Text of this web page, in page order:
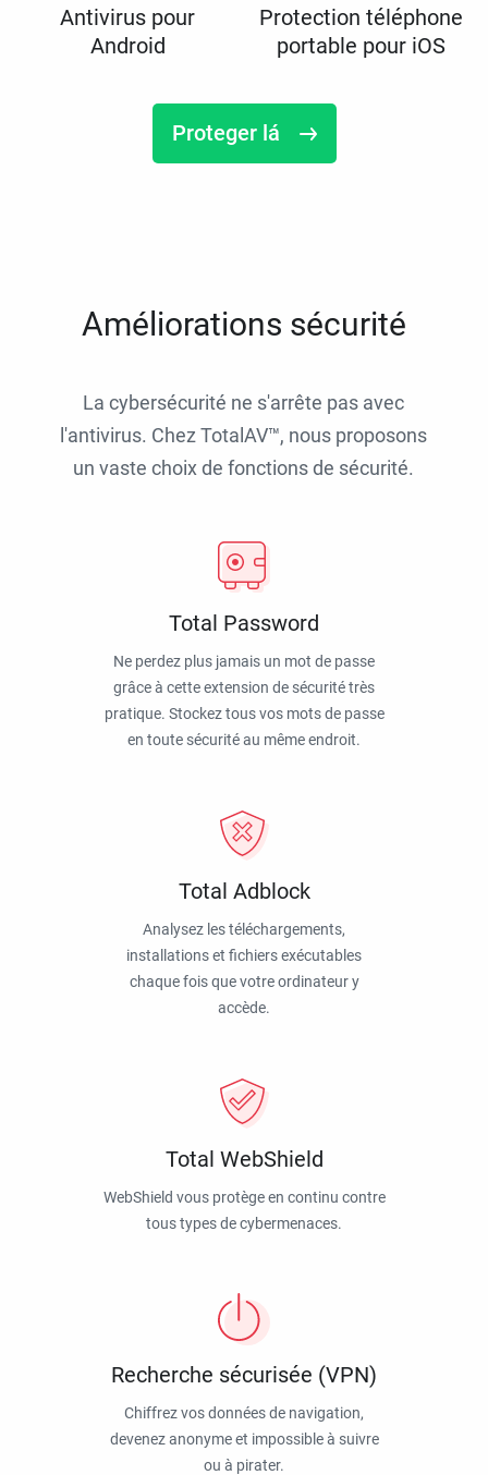
Antivirus pour
Android
Protection téléphone
portable pour iOS
Proteger lá
Améliorations sécurité
La cybersécurité ne s'arrête pas avec
l'antivirus. Chez TotalAV™, nous proposons
un vaste choix de fonctions de sécurité.
Total Password
Ne perdez plus jamais un mot de passe
grâce à cette extension de sécurité très
pratique. Stockez tous vos mots de passe
en toute sécurité au même endroit.
Total Adblock
Analysez les téléchargements,
installations et fichiers exécutables
chaque fois que votre ordinateur y
accède.
Total WebShield
WebShield vous protège en continu contre
tous types de cybermenaces.
Recherche sécurisée (VPN)
Chiffrez vos données de navigation,
devenez anonyme et impossible à suivre
ou à pirater.